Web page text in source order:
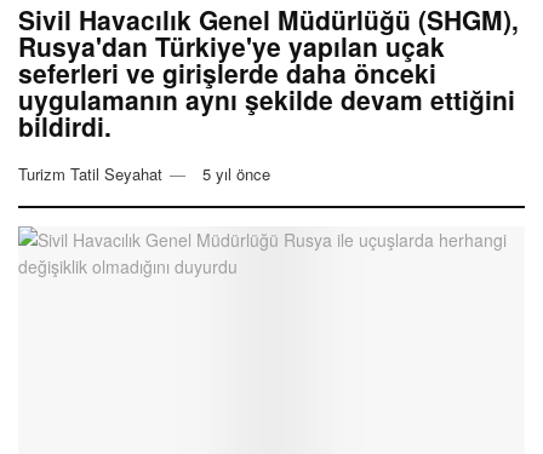
Sivil Havacılık Genel Müdürlüğü (SHGM),
Rusya'dan Türkiye'ye yapılan uçak
seferleri ve girişlerde daha önceki
uygulamanın aynı şekilde devam ettiğini
bildirdi.
Turizm Tatil Seyahat 5 yıl önce